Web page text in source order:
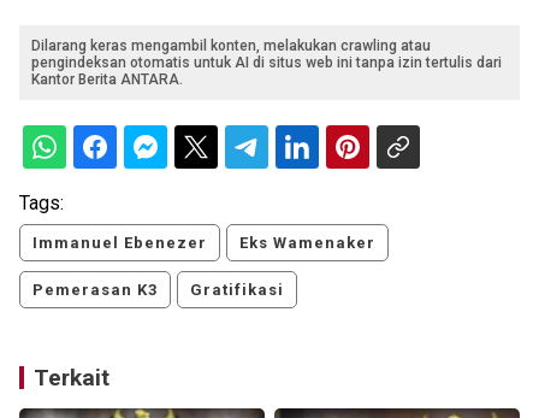
Dilarang keras mengambil konten, melakukan crawling atau
pengindeksan otomatis untuk AI di situs web ini tanpa izin tertulis dari
Kantor Berita ANTARA.
Tags:
Immanuel Ebenezer Eks Wamenaker
Pemerasan K3 Gratifikasi
Terkait